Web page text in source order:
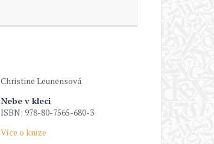
Christine Leunensová
Nebe v kleci
ISBN: 978-80-7565-680-3
Více o knize